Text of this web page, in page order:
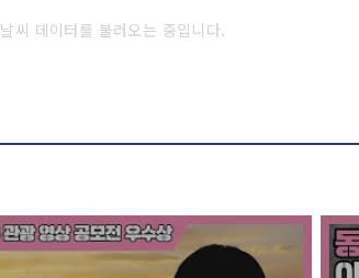
날씨 데이터를 불러오는 중입니다.